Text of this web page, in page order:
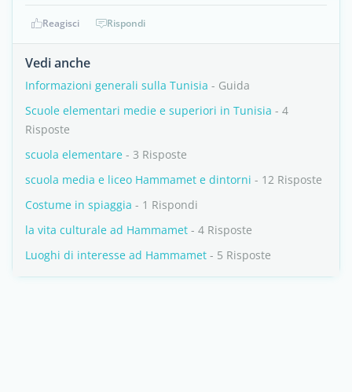
Reagisci Rispondi
Vedi anche
Informazioni generali sulla Tunisia - Guida
Scuole elementari medie e superiori in Tunisia - 4
Risposte
scuola elementare - 3 Risposte
scuola media e liceo Hammamet e dintorni - 12 Risposte
Costume in spiaggia - 1 Rispondi
la vita culturale ad Hammamet - 4 Risposte
Luoghi di interesse ad Hammamet - 5 Risposte